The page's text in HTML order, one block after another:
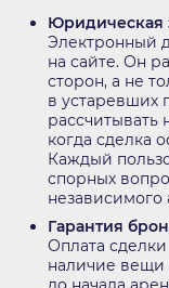
Юридическая
Электронный
на сайте. Он
сторон, а не
в устаревших
рассчитывать
когда сделка
Каждый
спорных
независимого
Гарантия
Оплата
наличие